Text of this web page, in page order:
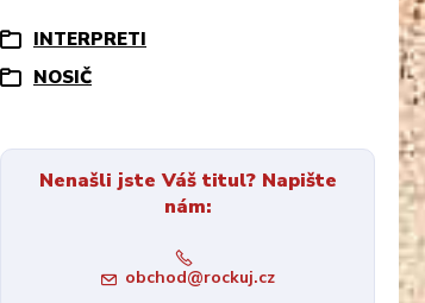
INTERPRETI
NOSIČ
Nenašli jste Váš titul? Napište
nám:
obchod@rockuj.cz